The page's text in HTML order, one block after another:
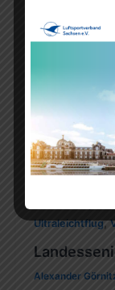
Ultraleichtflug,
Alexander